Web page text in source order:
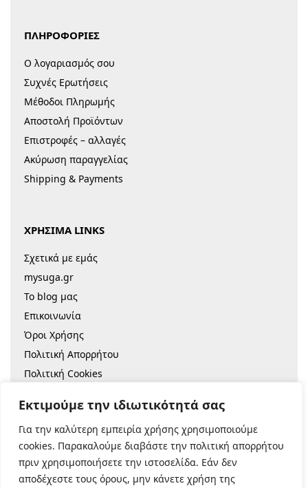
Εκτιμούμε την ιδιωτικότητά σας
Για την καλύτερη εμπειρία χρήσης χρησιμοποιούμε
cookies. Παρακαλούμε διαβάστε την πολιτική απορρήτου
πριν χρησιμοποιήσετε την ιστοσελίδα. Εάν δεν
αποδέχεστε τους όρους, μην κάνετε χρήση της
ΠΛΗΡΟΦΟΡΙΕΣ
Ο λογαριασμός σου
Συχνές Ερωτήσεις
Μέθοδοι Πληρωμής
Αποστολή Προϊόντων
Επιστροφές – αλλαγές
Ακύρωση παραγγελίας
Shipping & Payments
ΧΡΗΣΙΜΑ LINKS
Σχετικά με εμάς
mysuga.gr
Το blog μας
Επικοινωνία
Όροι Χρήσης
Πολιτική Απορρήτου
Πολιτική Cookies
© 2022 |Κατασκευή Eshop
Ασφαλείς Πληρωμές: